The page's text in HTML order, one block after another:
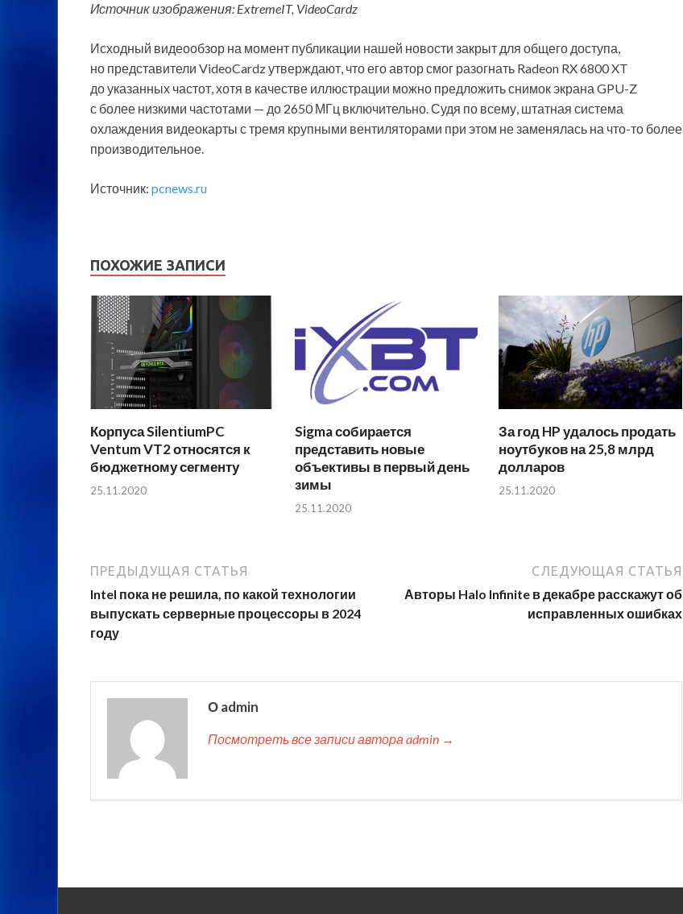
Источник изображения: ExtremeIT, VideoCardz
Исходный видеообзор на момент публикации нашей новости закрыт для общего доступа,
но представители VideoCardz утверждают, что его автор смог разогнать Radeon RX 6800 XT
до указанных частот, хотя в качестве иллюстрации можно предложить снимок экрана GPU-Z
с более низкими частотами — до 2650 МГц включительно. Судя по всему, штатная система
охлаждения видеокарты с тремя крупными вентиляторами при этом не заменялась на что-то более
производительное.
Источник: pcnews.ru
ПОХОЖИЕ ЗАПИСИ
Корпуса SilentiumPC
Ventum VT2 относятся к
бюджетному сегменту
25.11.2020
Sigma собирается
представить новые
объективы в первый день
зимы
25.11.2020
За год HP удалось продать
ноутбуков на 25,8 млрд
долларов
25.11.2020
ПРЕДЫДУЩАЯ СТАТЬЯ
Intel пока не решила, по какой технологии
выпускать серверные процессоры в 2024
году
СЛЕДУЮЩАЯ СТАТЬЯ
Авторы Halo Infinite в декабре расскажут об
исправленных ошибках
О admin
Посмотреть все записи автора admin →